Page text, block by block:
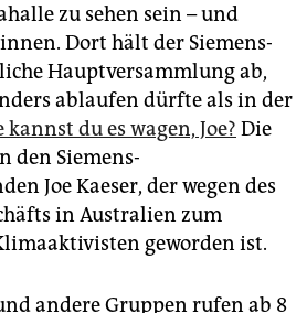
zu sehen sein – und
Dort hält der Siemens-
Hauptversammlung ab,
ablaufen dürfte als in der
kannst du es wagen, Joe? Die
den Siemens-
Joe Kaeser, der wegen des
in Australien zum
geworden ist.
andere Gruppen rufen ab 8